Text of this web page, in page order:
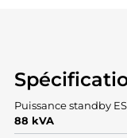
Puissance standby
88 kVA